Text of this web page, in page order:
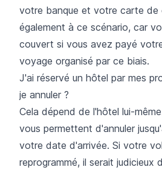
votre banque et votre carte de
également à ce scénario, car
couvert si vous avez payé
voyage organisé par ce biais.
J'ai réservé un hôtel par mes
je annuler ?
Cela dépend de l'hôtel lui-
vous permettent d'annuler
votre date d'arrivée. Si votre
reprogrammé, il serait judicieux